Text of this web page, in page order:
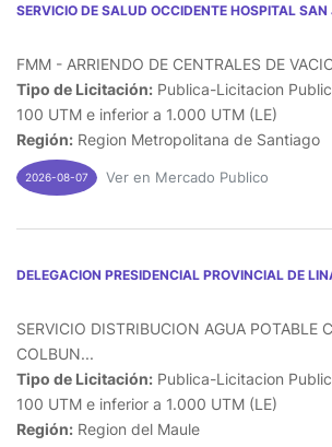
SERVICIO DE SALUD OCCIDENTE HOSPITAL
FMM - ARRIENDO DE CENTRALES DE
Tipo de Licitación: Publica-Licitacion
100 UTM e inferior a 1.000 UTM (LE)
Región: Region Metropolitana de Santiago
2026-08-07 Ver en Mercado Publico
DELEGACION PRESIDENCIAL PROVINCIAL DE
SERVICIO DISTRIBUCION AGUA POTABLE
COLBUN...
Tipo de Licitación: Publica-Licitacion
100 UTM e inferior a 1.000 UTM (LE)
Región: Region del Maule